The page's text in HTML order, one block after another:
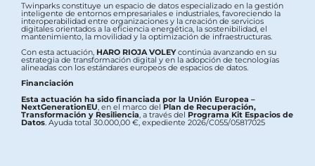
Twinparks constituye un espacio de datos especializado en la gestión
inteligente de entornos empresariales e industriales, favoreciendo la
interoperabilidad entre organizaciones y la creación de servicios
digitales orientados a la eficiencia energética, la sostenibilidad, el
mantenimiento, la movilidad y la optimización de infraestructuras.
Con esta actuación, HARO RIOJA VOLEYcontinúa avanzando en su
estrategia de transformación digital y en la adopción de tecnologías
alineadas con los estándares europeos de espacios de datos.
Financiación
Esta actuación ha sido financiada por la Unión Europea –
NextGenerationEU , en el marco delPlan de Recuperación,
Transformación y Resiliencia , a través del Programa Kit Espacios de
Datos . Ayuda total 30.000,00 €, expediente 2026/C055/05817025